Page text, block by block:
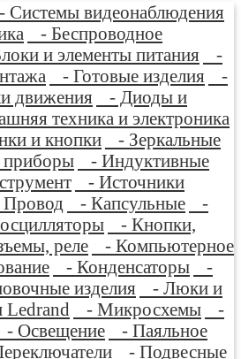
Системы видеонаблюдения
- Беспроводное
и элементы питания
-
- Готовые изделия
-
движения
- Диоды и
техника и электроника
и кнопки
- Зеркальные
приборы
- Индуктивные
- Источники
- Капсульные
-
- Кнопки,
реле
- Компьютерное
- Конденсаторы
-
изделия
- Люки и
Ledrand
- Микросхемы
-
- Освещение
- Паяльное
- Подвесные